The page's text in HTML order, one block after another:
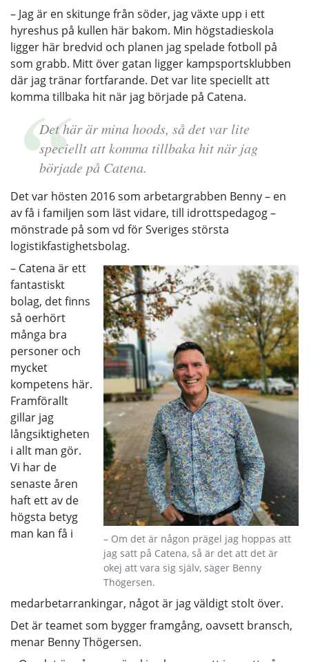
– Jag är en skitunge från söder, jag växte upp i ett
hyreshus på kullen här bakom. Min högstadieskola
ligger här bredvid och planen jag spelade fotboll på
som grabb. Mitt över gatan ligger kampsportsklubben
där jag tränar fortfarande. Det var lite speciellt att
komma tillbaka hit när jag började på Catena.
Det här är mina hoods, så det var lite
speciellt att komma tillbaka hit när jag
började på Catena.
Det var hösten 2016 som arbetargrabben Benny – en
av få i familjen som läst vidare, till idrottspedagog –
mönstrade på som vd för Sveriges största
logistikfastighetsbolag.
– Om det är någon prägel jag hoppas att
jag satt på Catena, så är det att det är
okej att vara sig själv, säger Benny
Thögersen.
– Catena är ett
fantastiskt
bolag, det finns
så oerhört
många bra
personer och
mycket
kompetens här.
Framförallt
gillar jag
långsiktigheten
i allt man gör.
Vi har de
senaste åren
haft ett av de
högsta betyg
man kan få i
medarbetarrankingar, något är jag väldigt stolt över.
Det är teamet som bygger framgång, oavsett bransch,
menar Benny Thögersen.